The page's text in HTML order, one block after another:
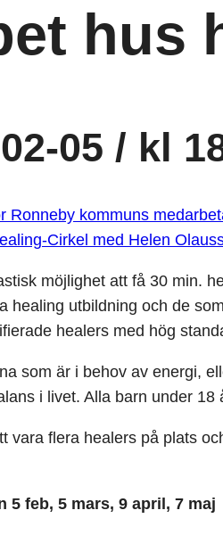
hus
05 / kl
Ronneby kommuns
Cirkel med Helen
möjlighet att få 30 min.
healing utbildning och de
healers med hög
som är i behov av energi,
i livet. Alla barn under 18
vara flera healers på plats
5 feb, 5 mars, 9 april, 7 maj